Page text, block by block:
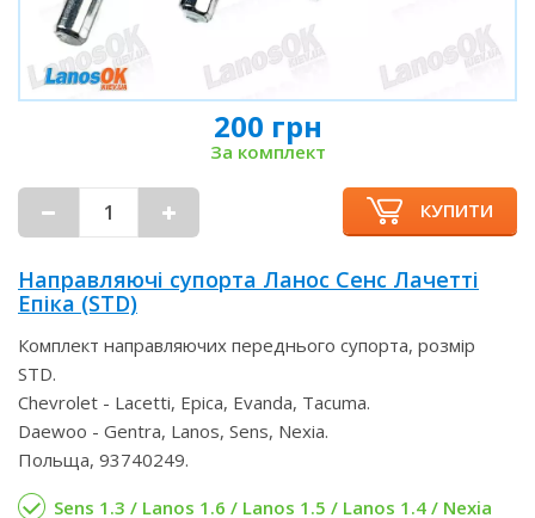
200 грн
За комплект
КУПИТИ
Направляючі супорта Ланос Сенс Лачетті
Епіка (STD)
Комплект направляючих переднього супорта, розмір
STD.
Chevrolet - Lacetti, Epica, Evanda, Tacuma.
Daewoo - Gentra, Lanos, Sens, Nexia.
Польща, 93740249.
Sens 1.3 / Lanos 1.6 / Lanos 1.5 / Lanos 1.4 / Nexia